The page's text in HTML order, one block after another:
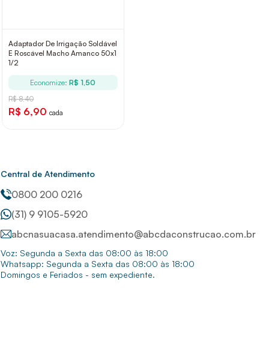
Adaptador De Irrigação Soldável
E Roscável Macho Amanco 50x1
1/2
Economize:R$ 1,50
R$ 8,40
R$ 6,90 cada
Central de Atendimento
0800 200 0216
(31) 9 9105-5920
abcnasuacasa.atendimento@abcdaconstrucao.com.br
Voz: Segunda a Sexta das 08:00 às 18:00
Whatsapp: Segunda a Sexta das 08:00 às 18:00
Domingos e Feriados - sem expediente.